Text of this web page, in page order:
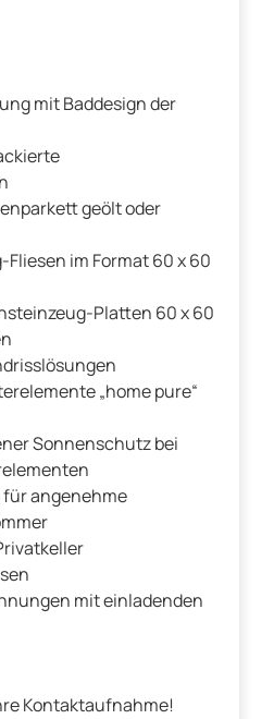
mit Baddesign der
geölt oder
Fliesen im Format 60 x 60
Platten 60 x 60
„home pure“
Sonnenschutz bei
angenehme
mit einladenden
Kontaktaufnahme!